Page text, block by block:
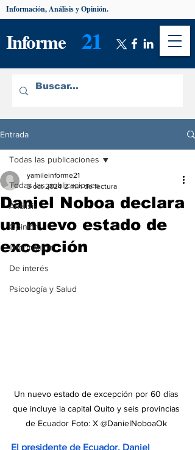
Informe 21
Información, Análisis y Opinión.
Entrada
Todas las publicaciones
Análisis
Opinión
Información
De interés
Psicología y Salud
Todas las publicaciones
Daniel Noboa declara
un nuevo estado de
excepción
yamileinforme21
3 oct 2024 2 min de lectura
Un nuevo estado de excepción por 60 días
que incluye la capital Quito y seis provincias
de Ecuador Foto: X @DanielNoboaOk
El presidente de Ecuador, Daniel